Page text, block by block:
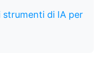
strumenti di IA per